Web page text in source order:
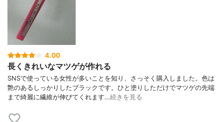
4.00
長くきれいなマツゲが作れる
SNSで使っている女性が多いことを知り、さっそく購入しました。色は
艶のあるしっかりしたブラックです。ひと塗りしただけでマツゲの先端
まで綺麗に繊維が伸びてくれます…続きを見る